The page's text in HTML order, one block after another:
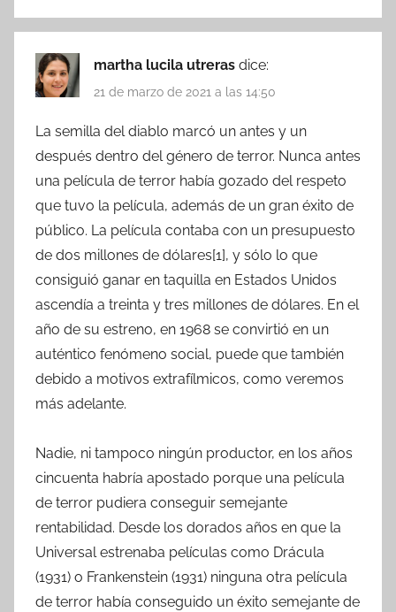
martha lucila utreras dice:
21 de marzo de 2021 a las 14:50
La semilla del diablo marcó un antes y un
después dentro del género de terror. Nunca antes
una película de terror había gozado del respeto
que tuvo la película, además de un gran éxito de
público. La película contaba con un presupuesto
de dos millones de dólares[1], y sólo lo que
consiguió ganar en taquilla en Estados Unidos
ascendía a treinta y tres millones de dólares. En el
año de su estreno, en 1968 se convirtió en un
auténtico fenómeno social, puede que también
debido a motivos extrafílmicos, como veremos
más adelante.
Nadie, ni tampoco ningún productor, en los años
cincuenta habría apostado porque una película
de terror pudiera conseguir semejante
rentabilidad. Desde los dorados años en que la
Universal estrenaba películas como Drácula
(1931) o Frankenstein (1931) ninguna otra película
de terror había conseguido un éxito semejante de